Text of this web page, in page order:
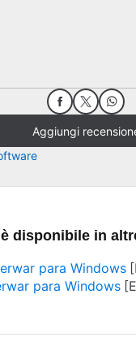
Aggiungi
disponibile in
para Windows
para Windows